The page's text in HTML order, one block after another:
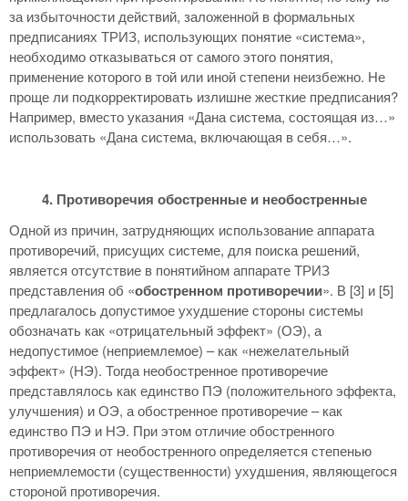
за избыточности действий, заложенной в формальных
предписаниях ТРИЗ, использующих понятие «система»,
необходимо отказываться от самого этого понятия,
применение которого в той или иной степени неизбежно. Не
проще ли подкорректировать излишне жесткие предписания?
Например, вместо указания «Дана система, состоящая из…»
использовать «Дана система, включающая в себя…».
4. Противоречия обостренные и необостренные
Одной из причин, затрудняющих использование аппарата
противоречий, присущих системе, для поиска решений,
является отсутствие в понятийном аппарате ТРИЗ
представления об «обостренном противоречии». В [3] и [5]
предлагалось допустимое ухудшение стороны системы
обозначать как «отрицательный эффект» (ОЭ), а
недопустимое (неприемлемое) – как «нежелательный
эффект» (НЭ). Тогда необостренное противоречие
представлялось как единство ПЭ (положительного эффекта,
улучшения) и ОЭ, а обостренное противоречие – как
единство ПЭ и НЭ. При этом отличие обостренного
противоречия от необостренного определяется степенью
неприемлемости (существенности) ухудшения, являющегося
стороной противоречия.